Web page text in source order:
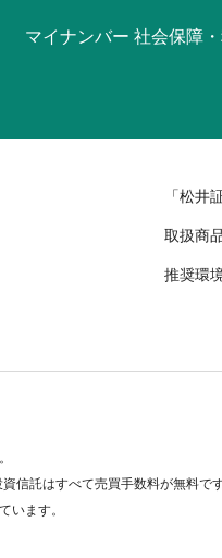
マイナンバー 社会保障
「松井
取扱商
推奨環
信託はすべて売買手数料が無料です
います。